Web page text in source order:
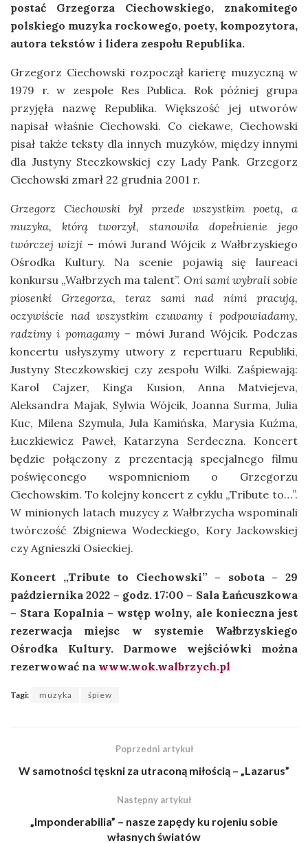
postać Grzegorza Ciechowskiego, znakomitego
polskiego muzyka rockowego, poety, kompozytora,
autora tekstów i lidera zespołu Republika.
Grzegorz Ciechowski rozpoczął karierę muzyczną w
1979 r. w zespole Res Publica. Rok później grupa
przyjęła nazwę Republika. Większość jej utworów
napisał właśnie Ciechowski. Co ciekawe, Ciechowski
pisał także teksty dla innych muzyków, między innymi
dla Justyny Steczkowskiej czy Lady Pank. Grzegorz
Ciechowski zmarł 22 grudnia 2001 r.
Grzegorz Ciechowski był przede wszystkim poetą, a
muzyka, którą tworzył, stanowiła dopełnienie jego
twórczej wizji – mówi Jurand Wójcik z Wałbrzyskiego
Ośrodka Kultury. Na scenie pojawią się laureaci
konkursu „Wałbrzych ma talent”. Oni sami wybrali sobie
piosenki Grzegorza, teraz sami nad nimi pracują,
oczywiście nad wszystkim czuwamy i podpowiadamy,
radzimy i pomagamy – mówi Jurand Wójcik. Podczas
koncertu usłyszymy utwory z repertuaru Republiki,
Justyny Steczkowskiej czy zespołu Wilki. Zaśpiewają:
Karol Cajzer, Kinga Kusion, Anna Matviejeva,
Aleksandra Majak, Sylwia Wójcik, Joanna Surma, Julia
Kuc, Milena Szymula, Jula Kamińska, Marysia Kuźma,
Łuczkiewicz Paweł, Katarzyna Serdeczna. Koncert
będzie połączony z prezentacją specjalnego filmu
poświęconego wspomnieniom o Grzegorzu
Ciechowskim. To kolejny koncert z cyklu „Tribute to…”.
W minionych latach muzycy z Wałbrzycha wspominali
twórczość Zbigniewa Wodeckiego, Kory Jackowskiej
czy Agnieszki Osieckiej.
Koncert „Tribute to Ciechowski” – sobota – 29
października 2022 – godz. 17:00 – Sala Łańcuszkowa
– Stara Kopalnia – wstęp wolny, ale konieczna jest
rezerwacja miejsc w systemie Wałbrzyskiego
Ośrodka Kultury. Darmowe wejściówki można
rezerwować na www.wok.walbrzych.pl
Tagi: muzyka śpiew
Poprzedni artykuł
W samotności tęskni za utraconą miłością – „Lazarus”
Następny artykuł
„Imponderabilia” – nasze zapędy ku rojeniu sobie
własnych światów